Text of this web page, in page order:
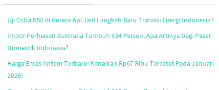
Uji Coba B50 di Kereta Api Jadi Langkah Baru Transisi Energi Indonesia?
Impor Perhiasan Australia Tumbuh 634 Persen, Apa Artinya bagi Pasar
Domestik Indonesia?
Harga Emas Antam Terbaru: Kenaikan Rp67 Ribu Tercatat Pada Januari
2026!